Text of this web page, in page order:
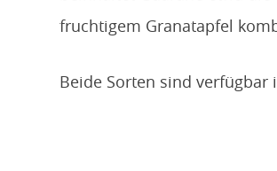
fruchtigem Granatapfel
Beide Sorten sind verfügbar